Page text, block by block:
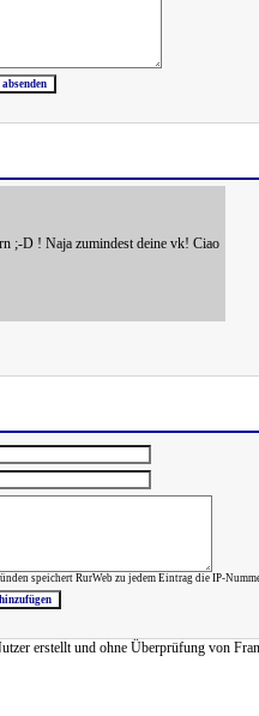
;-D ! Naja zumindest deine vk! Ciao
speichert RurWeb zu jedem Eintrag die IP-
erstellt und ohne Überprüfung von